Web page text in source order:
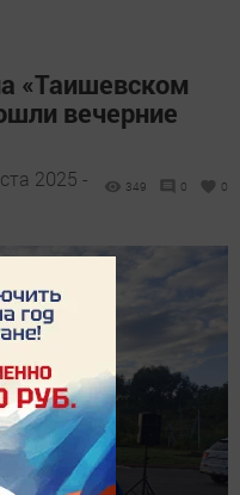
«Таишевском
вечерние
2025 -
349 0 0